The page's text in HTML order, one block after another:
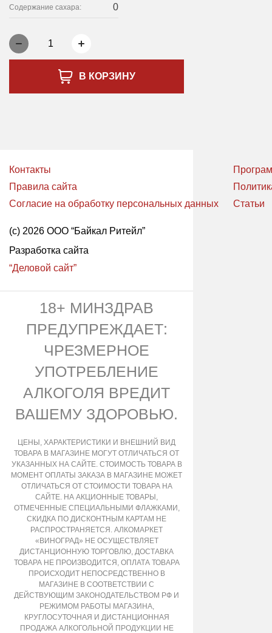
Содержание сахара: 0
1
В КОРЗИНУ
Контакты
Правила сайта
Согласие на обработку персональных данных
Статьи
(с) 2026 ООО “Байкал Ритейл”
Разработка сайта
“Деловой сайт”
18+ МИНЗДРАВ
ПРЕДУПРЕЖДАЕТ:
ЧРЕЗМЕРНОЕ
УПОТРЕБЛЕНИЕ
АЛКОГОЛЯ ВРЕДИТ
ВАШЕМУ ЗДОРОВЬЮ.
ЦЕНЫ, ХАРАКТЕРИСТИКИ И ВНЕШНИЙ ВИД
ТОВАРА В МАГАЗИНЕ МОГУТ ОТЛИЧАТЬСЯ ОТ
УКАЗАННЫХ НА САЙТЕ. СТОИМОСТЬ ТОВАРА В
МОМЕНТ ОПЛАТЫ ЗАКАЗА В МАГАЗИНЕ МОЖЕТ
ОТЛИЧАТЬСЯ ОТ СТОИМОСТИ ТОВАРА НА
САЙТЕ. НА АКЦИОННЫЕ ТОВАРЫ,
ОТМЕЧЕННЫЕ СПЕЦИАЛЬНЫМИ ФЛАЖКАМИ,
СКИДКА ПО ДИСКОНТНЫМ КАРТАМ НЕ
РАСПРОСТРАНЯЕТСЯ. АЛКОМАРКЕТ
«ВИНОГРАД» НЕ ОСУЩЕСТВЛЯЕТ
ДИСТАНЦИОННУЮ ТОРГОВЛЮ, ДОСТАВКА
ТОВАРА НЕ ПРОИЗВОДИТСЯ, ОПЛАТА ТОВАРА
ПРОИСХОДИТ НЕПОСРЕДСТВЕННО В
МАГАЗИНЕ В СООТВЕТСТВИИ С
ДЕЙСТВУЮЩИМ ЗАКОНОДАТЕЛЬСТВОМ РФ И
РЕЖИМОМ РАБОТЫ МАГАЗИНА,
КРУГЛОСУТОЧНАЯ И ДИСТАНЦИОННАЯ
ПРОДАЖА АЛКОГОЛЬНОЙ ПРОДУКЦИИ НЕ